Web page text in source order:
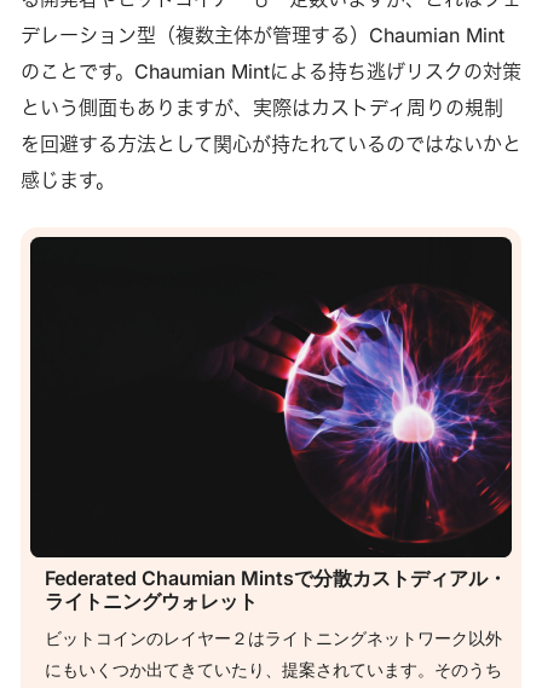
出てきていたり、提案されています。そのうちの１つとし
ていたので、それがどういうもので、何ができるのかを調べ
てみました。 https://fedimint.org CHAUMIAN MINTとは ビ
ットコインが誕生する前にも、いわゆる仮想通貨というもの
は実験されていました。新しいものから遡ると、代表的なも
げられます。特に、公
デレーション型（複数主体が管理する）Chaumian Mint
のことです。Chaumian Mintによる持ち逃げリスクの対策
という側面もありますが、実際はカストディ周りの規制
を回避する方法として関心が持たれているのではないかと
感じます。
Federated Chaumian Mintsで分散カストディアル・
ライトニングウォレット
ビットコインのレイヤー２はライトニングネットワーク以外
にもいくつか出てきていたり、提案されています。そのうち